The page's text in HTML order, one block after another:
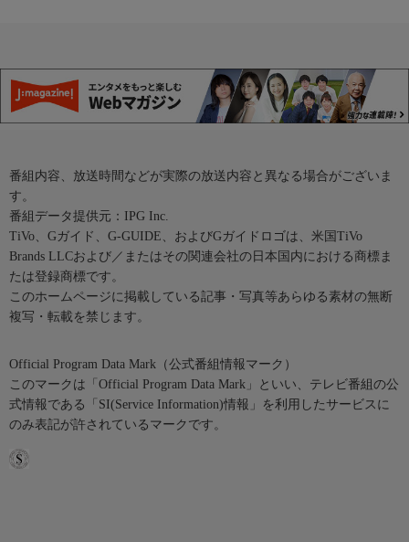
番組内容、放送時間などが実際の放送内容と異なる場合がございま
す。
番組データ提供元：IPG Inc.
TiVo、Gガイド、G-GUIDE、およびGガイドロゴは、米国TiVo
Brands LLCおよび／またはその関連会社の日本国内における商標ま
たは登録商標です。
このホームページに掲載している記事・写真等あらゆる素材の無断
複写・転載を禁じます。
Official Program Data Mark（公式番組情報マーク）
このマークは「Official Program Data Mark」といい、テレビ番組の公
式情報である「SI(Service Information)情報」を利用したサービスに
のみ表記が許されているマークです。